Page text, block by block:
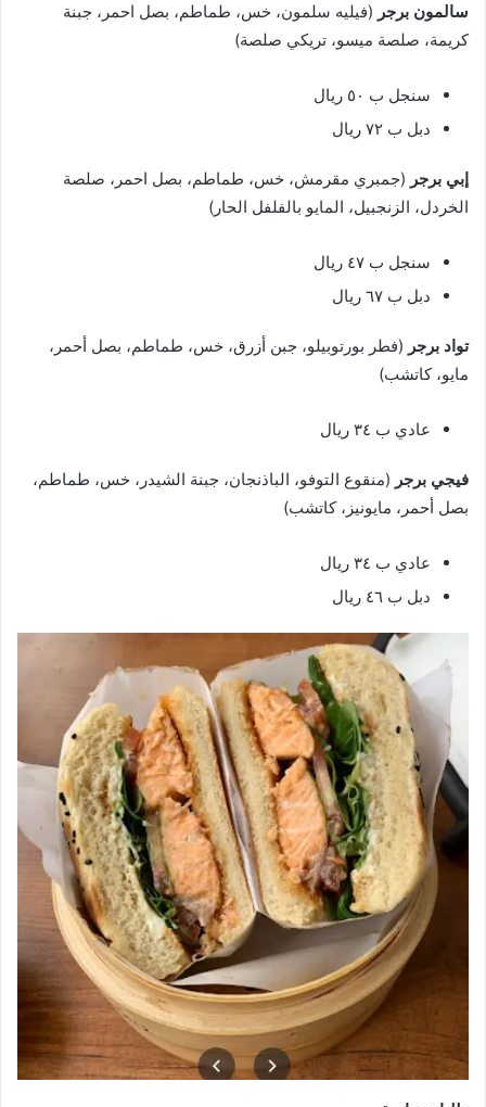
سالمون برجر (فيليه سلمون، خس، طماطم، بصل احمر، جبنة
كريمة، صلصة ميسو، تريكي صلصة)
سنجل ب ٥٠ ريال
دبل ب ٧٢ ريال
إبي برجر (جمبري مقرمش، خس، طماطم، بصل احمر، صلصة
الخردل، الزنجبيل، المايو بالفلفل الحار)
سنجل ب ٤٧ ريال
دبل ب ٦٧ ريال
تواد برجر (فطر بورتوبيلو، جبن أزرق، خس، طماطم، بصل أحمر،
مايو، كاتشب)
عادي ب ٣٤ ريال
فيجي برجر (منقوع التوفو، الباذنجان، جبنة الشيدر، خس، طماطم،
بصل أحمر، مايونيز، كاتشب)
عادي ب ٣٤ ريال
دبل ب ٤٦ ريال